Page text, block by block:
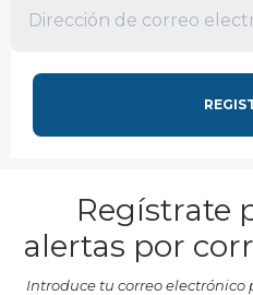
Regístrate
alertas por
Introduce tu correo